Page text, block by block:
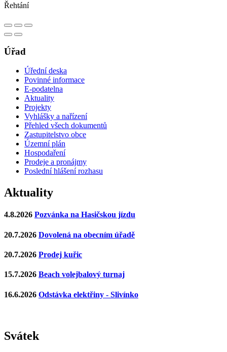
Řehtání
Úřad
Úřední deska
Povinné informace
E-podatelna
Aktuality
Projekty
Vyhlášky a nařízení
Přehled všech dokumentů
Zastupitelstvo obce
Územní plán
Hospodaření
Prodeje a pronájmy
Poslední hlášení rozhasu
Aktuality
4.8.2026 Pozvánka na Hasičskou jízdu
20.7.2026 Dovolená na obecním úřadě
20.7.2026 Prodej kuřic
15.7.2026 Beach volejbalový turnaj
16.6.2026 Odstávka elektřiny - Slivínko
Svátek